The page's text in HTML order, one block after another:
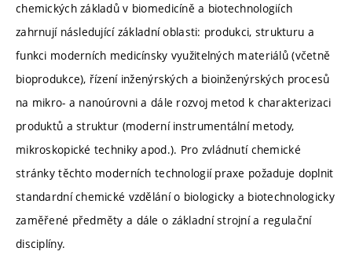
chemických základů v biomedicíně a biotechnologiích
zahrnují následující základní oblasti: produkci, strukturu a
funkci moderních medicínsky využitelných materiálů (včetně
bioprodukce), řízení inženýrských a bioinženýrských procesů
na mikro- a nanoúrovni a dále rozvoj metod k charakterizaci
produktů a struktur (moderní instrumentální metody,
mikroskopické techniky apod.). Pro zvládnutí chemické
stránky těchto moderních technologií praxe požaduje doplnit
standardní chemické vzdělání o biologicky a biotechnologicky
zaměřené předměty a dále o základní strojní a regulační
disciplíny.